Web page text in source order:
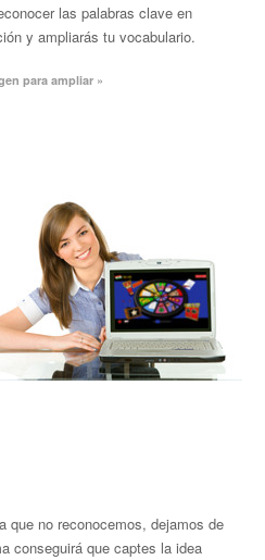
las palabras clave en
y ampliarás tu vocabulario.
para ampliar »
que no reconocemos, dejamos de
conseguirá que captes la idea